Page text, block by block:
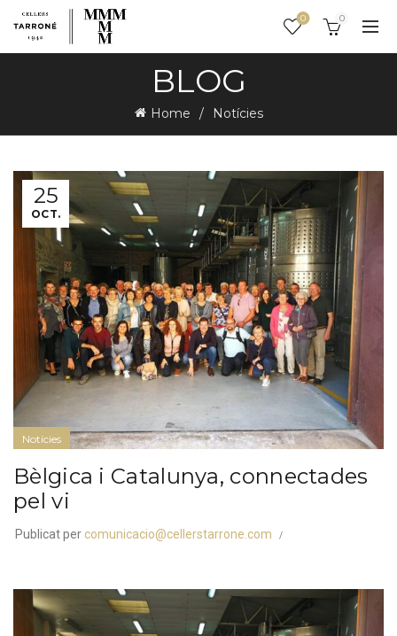
0 0
BLOG
Home Notícies
25
OCT.
Notícies
Bèlgica i Catalunya, connectades
pel vi
Publicat per comunicacio@cellerstarrone.com